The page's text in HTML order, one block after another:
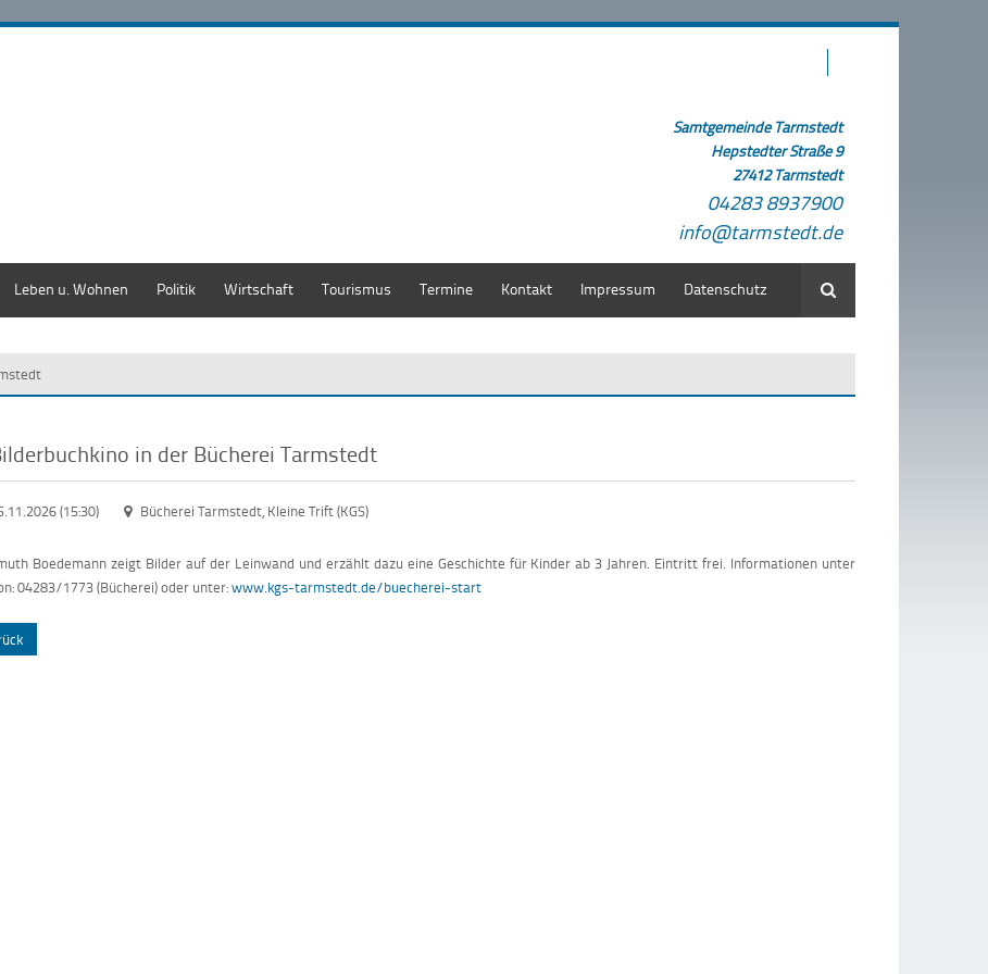
Samtgemeinde Tarmstedt
Hepstedter Straße 9
27412 Tarmstedt
04283 8937900
info@tarmstedt.de
Leben u. Wohnen Politik Wirtschaft Tourismus Termine Kontakt Impressum Datenschutz Suche
in der Bücherei Tarmstedt
(15:30) Bücherei Tarmstedt, Kleine Trift (KGS)
Boedemann zeigt Bilder auf der Leinwand und erzählt dazu eine Geschichte für Kinder ab 3 Jahren. Eintritt frei. Informationen unter
04283/1773 (Bücherei) oder unter:www.kgs-tarmstedt.de/buecherei-start